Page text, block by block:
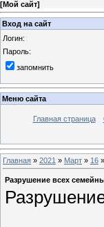
[Мой сайт]
Вход на сайт
Логин:
Пароль:
запомнить
Меню сайта
Главная страница
Главная » 2021 » Март » 16
Разрушение всех